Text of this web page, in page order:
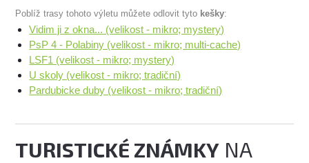
Poblíž trasy tohoto výletu můžete odlovit tyto kešky:
Vidim ji z okna... (velikost - mikro; mystery)
PsP 4 - Polabiny (velikost - mikro; multi-cache)
LSF1 (velikost - mikro; mystery)
U skoly (velikost - mikro; tradiční)
Pardubicke duby (velikost - mikro; tradiční)
TURISTICKÉ ZNÁMKY NA